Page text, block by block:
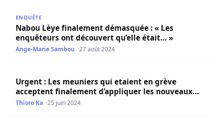
ENQUÊTE
Nabou Lèye finalement démasquée : « Les
enquêteurs ont découvert qu’elle était… »
Ange-Marie Sambou 27 août 2024
Urgent : Les meuniers qui etaient en grève acceptent
Urgent : Les meuniers qui etaient en grève
acceptent finalement d’appliquer les nouveaux…
Thioro Ka 25 juin 2024